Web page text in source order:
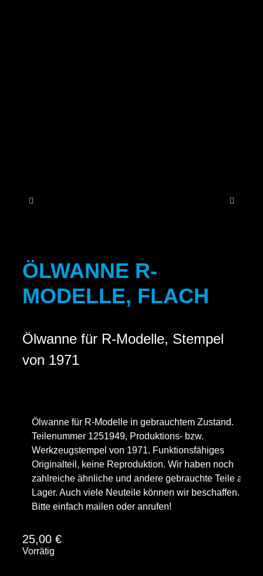
ÖLWANNE R-
MODELLE, FLACH
Ölwanne für R-Modelle, Stempel
von 1971
Ölwanne für R-Modelle in gebrauchtem Zustand.
Teilenummer 1251949, Produktions- bzw.
Werkzeugstempel von 1971. Funktionsfähiges
Originalteil, keine Reproduktion. Wir haben noch
zahlreiche ähnliche und andere gebrauchte Teile auf
Lager. Auch viele Neuteile können wir beschaffen.
Bitte einfach mailen oder anrufen!
25,00 €
Vorrätig